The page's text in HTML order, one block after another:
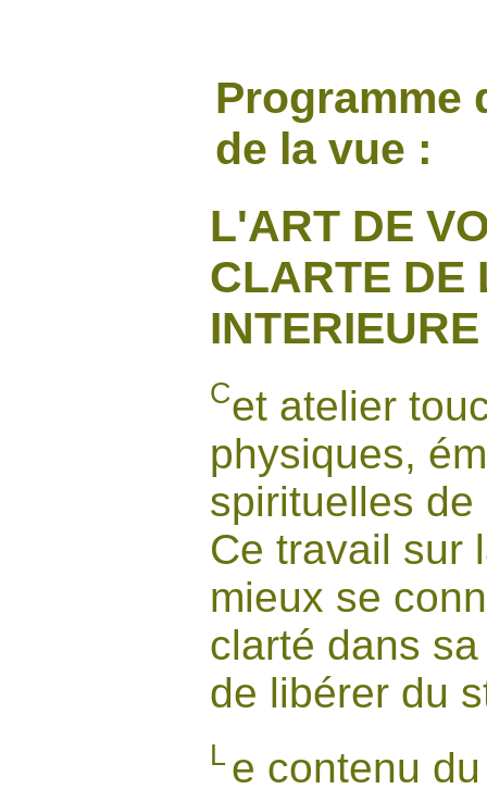
Programme
de la vue :
L'ART DE
CLARTE DE
INTERIEURE
Cet atelier
physiques,
spirituelles
Ce travail sur
mieux se
clarté dans
de libérer du
L e contenu